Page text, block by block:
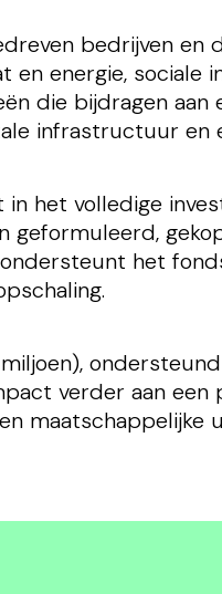
bedrijven en
en energie, sociale
die bijdragen aan
infrastructuur en
het volledige
geformuleerd,
het
verder aan
maatschappelijke